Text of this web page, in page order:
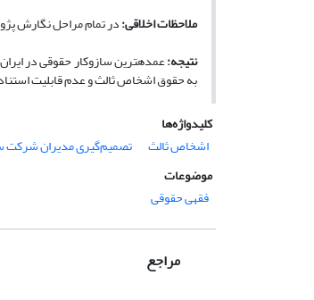
ملاحظات اخلاقی:در تمام مراحل نگارش
نتیجه­:عمده­ترین سازوکار حقوقی در
به حقوق اشخاص ثالث و عدم قابلیت
کلیدواژه‌ها
اشخاص ثالث
تصمیم‌گیری مدیران شرکت
موضوعات
فقهی حقوقی
مراجع